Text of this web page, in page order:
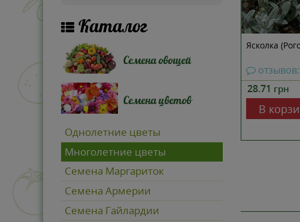
Ясколка
28.71 грн
В
Каталог
Семена овощей
Семена цветов
Однолетние цветы
Многолетние цветы
Семена Маргариток
Семена Армерии
Семена Гайлардии